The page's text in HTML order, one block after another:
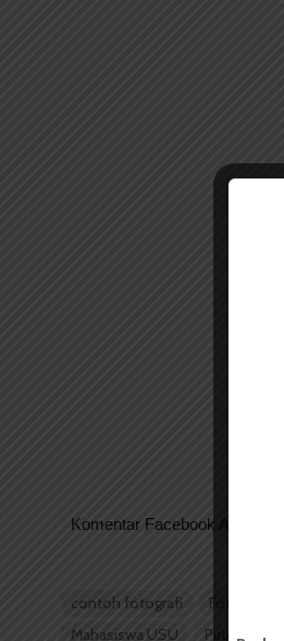
Komentar Facebook Anda
contoh fotografi Foto
Mahasiswa USU
Putra P Purba